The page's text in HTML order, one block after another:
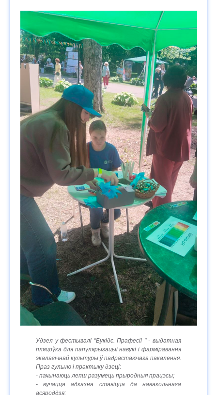
Удзел у фестывалі "Букідс. Прафесіі " - выдатная
пляцоўка для папулярызацыі навукі і фарміравання
экалагічнай культуры ў падрастаючага пакалення.
Праз гульню і практыку дзеці:
- пачынаюць лепш разумець прыродныя працэсы;
- вучацца адказна ставіцца да навакольнага
асяроддзя;